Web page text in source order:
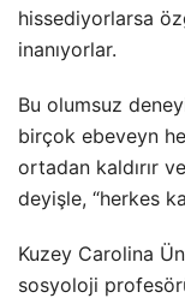
hissediyorlarsa
inanıyorlar.
Bu olumsuz
birçok ebeveyn
ortadan kaldırır
deyişle, “herkes
Kuzey Carolina
sosyoloji